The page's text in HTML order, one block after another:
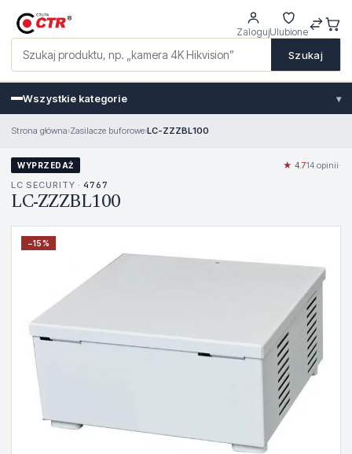
Szukaj
ZalogujUlubione
Wszystkie kategorie ▾
Strona główna›Zasilacze buforowe›LC-ZZZBL100
WYPRZEDAŻ
LC SECURITY · 4767
LC-ZZZBL100
★ 4.714 opinii·
−15%